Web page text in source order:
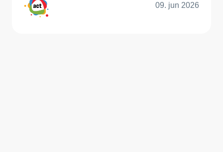
09. jun 2026